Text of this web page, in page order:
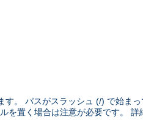
。 パスがスラッシュ (/) で始ま
を置く場合は注意が必要です。 詳